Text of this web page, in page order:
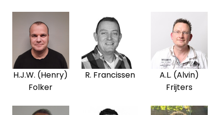
H.J.W. (Henry)
Folker
R. Francissen
A.L. (Alvin)
Frijters